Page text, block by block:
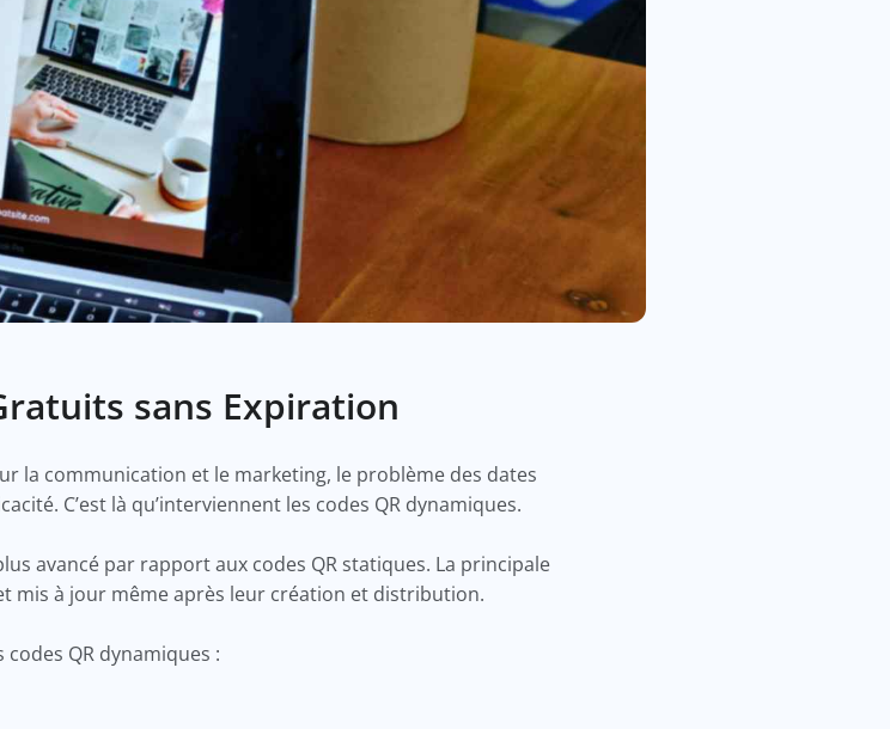
sans Expiration
la communication et le marketing, le problème des dates
C’est là qu’interviennent les codes QR dynamiques.
avancé par rapport aux codes QR statiques. La principale
mis à jour même après leur création et distribution.
QR dynamiques :